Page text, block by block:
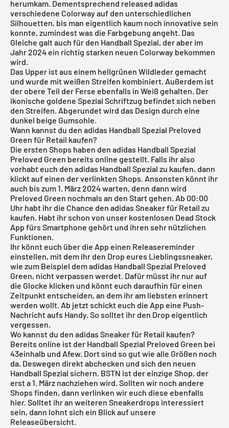
herumkam. Dementsprechend released adidas
verschiedene Colorway auf den unterschiedlichen
Silhouetten, bis man eigentlich kaum noch innovative sein
konnte, zumindest was die Farbgebung angeht. Das
Gleiche galt auch für den Handball Spezial, der aber im
Jahr 2024 ein richtig starken neuen Colorway bekommen
wird.
Das Upper ist aus einem hellgrünen Wildleder gemacht
und wurde mit weißen Streifen kombiniert. Außerdem ist
der obere Teil der Ferse ebenfalls in Weiß gehalten. Der
ikonische goldene Spezial Schriftzug befindet sich neben
den Streifen. Abgerundet wird das Design durch eine
dunkel beige Gumsohle.
Wann kannst du den adidas Handball Spezial Preloved
Green für Retail kaufen?
Die ersten Shops haben den adidas Handball Spezial
Preloved Green bereits online gestellt. Falls ihr also
vorhabt euch den adidas Handball Spezial zu kaufen, dann
klickt auf einen der verlinkten Shops. Ansonsten könnt ihr
auch bis zum 1. März 2024 warten, denn dann wird
Preloved Green nochmals an den Start gehen. Ab 00:00
Uhr habt ihr die Chance den adidas Sneaker für Retail zu
kaufen. Habt ihr schon von unser kostenlosen Dead Stock
App fürs Smartphone gehört und ihren sehr nützlichen
Funktionen.
Ihr könnt euch über die App einen Releasereminder
einstellen, mit dem ihr den Drop eures Lieblingssneaker,
wie zum Beispiel dem adidas Handball Spezial Preloved
Green, nicht verpassen werdet. Dafür müsst ihr nur auf
die Glocke klicken und könnt euch daraufhin für einen
Zeitpunkt entscheiden, an dem ihr am liebsten erinnert
werden wollt. Ab jetzt schickt euch die App eine Push-
Nachricht aufs Handy. So solltet ihr den Drop eigentlich
vergessen.
Wo kannst du den adidas Sneaker für Retail kaufen?
Bereits online ist der Handball Spezial Preloved Green bei
43einhalb und Afew. Dort sind so gut wie alle Größen noch
da. Deswegen direkt abchecken und sich den neuen
Handball Spezial sichern. BSTN ist der einzige Shop, der
erst a 1. März nachziehen wird. Sollten wir noch andere
Shops finden, dann verlinken wir euch diese ebenfalls
hier. Solltet ihr an weiteren Sneakerdrops interessiert
sein, dann lohnt sich ein Blick auf unsere
Releaseübersicht.